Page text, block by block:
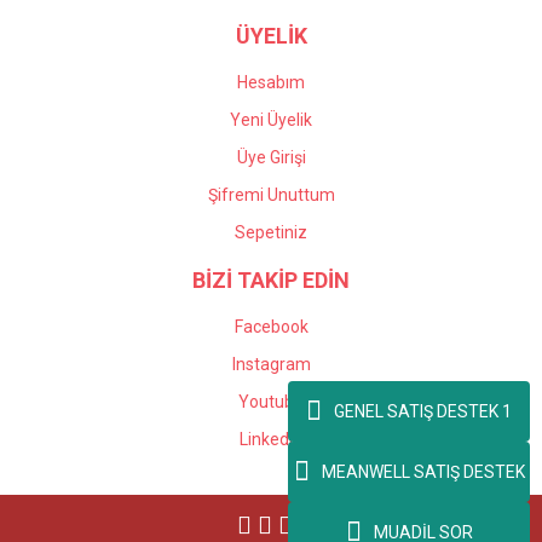
ÜYELİK
Hesabım
Yeni Üyelik
Üye Girişi
Şifremi Unuttum
Sepetiniz
BİZİ TAKİP EDİN
Facebook
Instagram
Youtube
Linkedin
GENEL SATIŞ DESTEK 1
MEANWELL SATIŞ DESTEK
MUADİL SOR